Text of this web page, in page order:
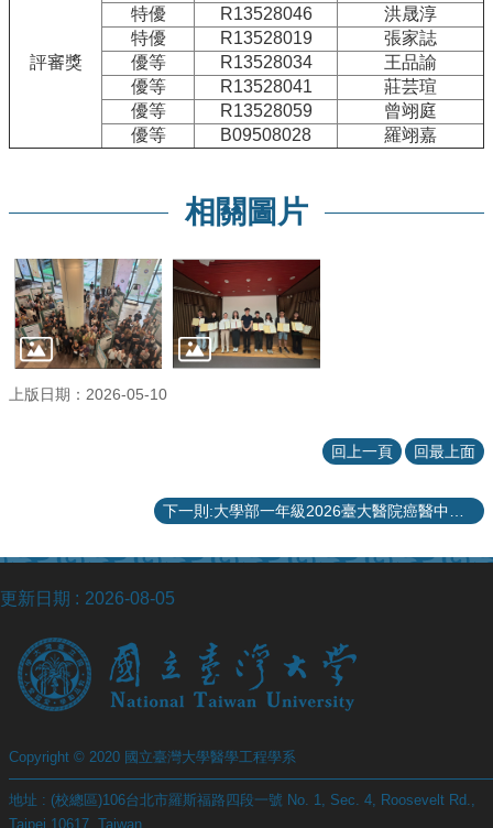
絡
我
見
公
告
事
項
於
學
招
訊
息
醫
研
究
網
評審獎
特優
R13528046
洪晟淳
特優
R13528019
張家誌
優等
R13528034
王品諭
優等
R13528041
莊芸瑄
優等
R13528059
曾翊庭
優等
B09508028 羅翊嘉
相關圖片
上版日期：2026-05-10
回上一頁 回最上面
更新日期 2026-08-05
Copyright © 2020 國立臺灣大學醫學工程學系
地址 : (校總區)106台北市羅斯福路四段一號 No. 1, Sec. 4, Roosevelt Rd.,
Taipei 10617, Taiwan